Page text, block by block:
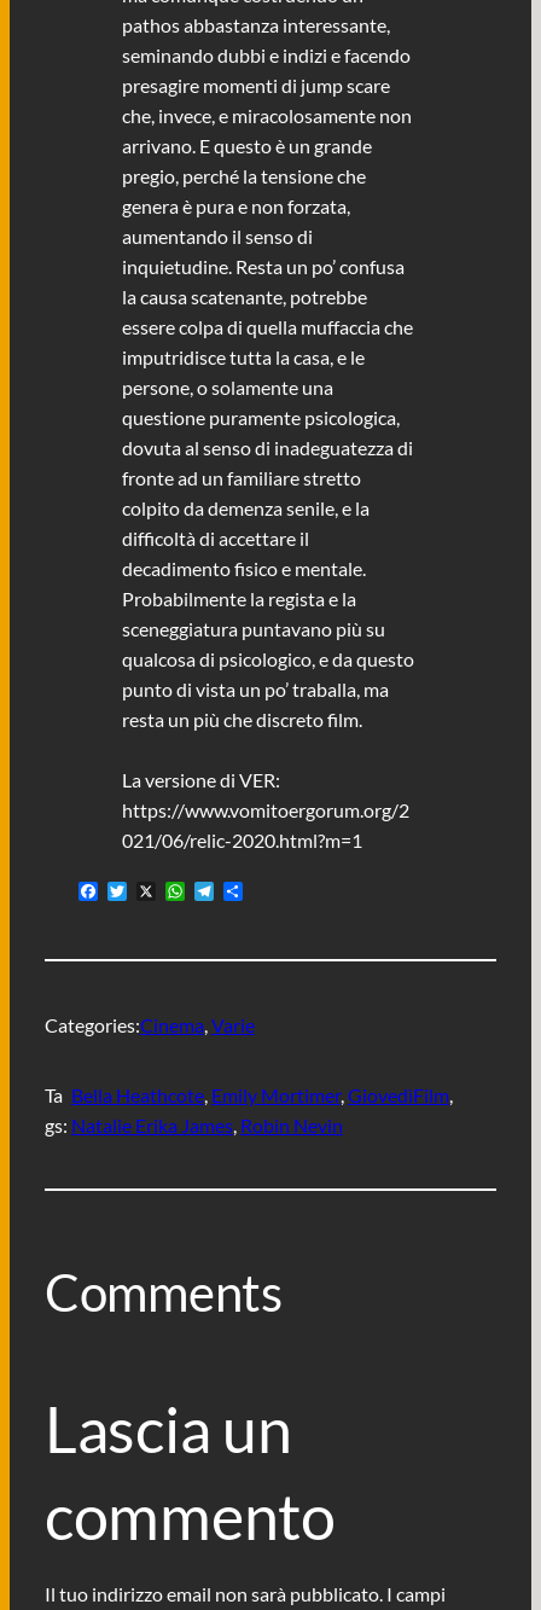
pathos abbastanza interessante,
seminando dubbi e indizi e facendo
presagire momenti di jump scare
che, invece, e miracolosamente non
arrivano. E questo è un grande
pregio, perché la tensione che
genera è pura e non forzata,
aumentando il senso di
inquietudine. Resta un po’ confusa
la causa scatenante, potrebbe
essere colpa di quella muffaccia che
imputridisce tutta la casa, e le
persone, o solamente una
questione puramente psicologica,
dovuta al senso di inadeguatezza di
fronte ad un familiare stretto
colpito da demenza senile, e la
difficoltà di accettare il
decadimento fisico e mentale.
Probabilmente la regista e la
sceneggiatura puntavano più su
qualcosa di psicologico, e da questo
punto di vista un po’ traballa, ma
resta un più che discreto film.
La versione di VER:
https://www.vomitoergorum.org/2
021/06/relic-2020.html?m=1
F
b
k
T
t
X
W
s
p
T
g
m
C
i
d
Categories:Cinema, Varie
Ta
gs:
Bella Heathcote, Emily Mortimer, GiovedìFilm
Natalie Erika James, Robin Nevin
Comments
Lascia un
commento
Il tuo indirizzo email non sarà pubblicato. I campi